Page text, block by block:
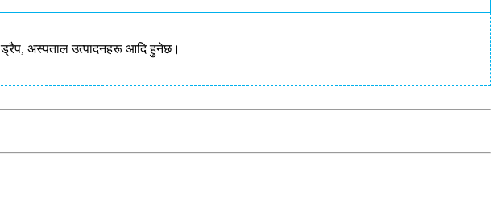
ड्रैप, अस्पताल उत्पादनहरू आदि हुनेछ।